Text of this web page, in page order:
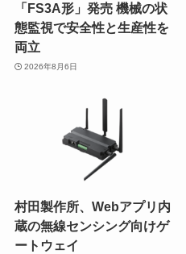
「FS3A形」発売 機械の状
態監視で安全性と生産性を
両立
2026年8月6日
村田製作所、Webアプリ内
蔵の無線センシング向けゲ
ートウェイ